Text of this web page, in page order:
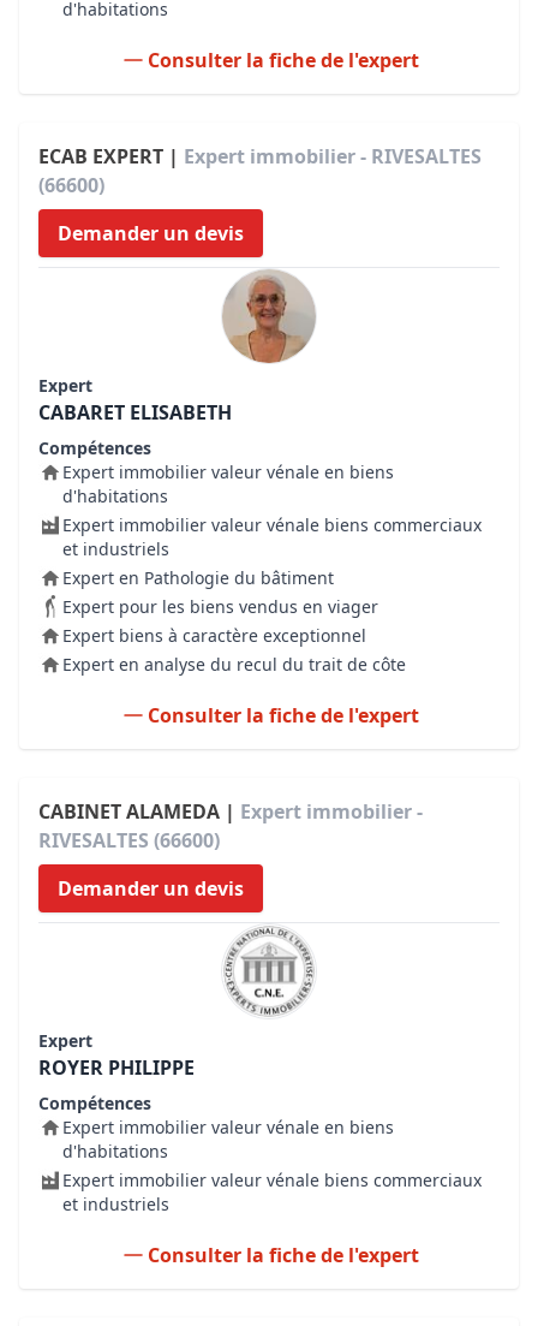
d'habitations
Consulter la fiche de l'expert
ECAB EXPERT | Expert immobilier - RIVESALTES
(66600)
Demander un devis
Expert
CABARET ELISABETH
Compétences
Expert immobilier valeur vénale en biens
d'habitations
Expert immobilier valeur vénale biens commerciaux
et industriels
Expert en Pathologie du bâtiment
Expert pour les biens vendus en viager
Expert biens à caractère exceptionnel
Expert en analyse du recul du trait de côte
Consulter la fiche de l'expert
CABINET ALAMEDA | Expert immobilier -
RIVESALTES (66600)
Demander un devis
Expert
ROYER PHILIPPE
Compétences
Expert immobilier valeur vénale en biens
d'habitations
Expert immobilier valeur vénale biens commerciaux
et industriels
Consulter la fiche de l'expert